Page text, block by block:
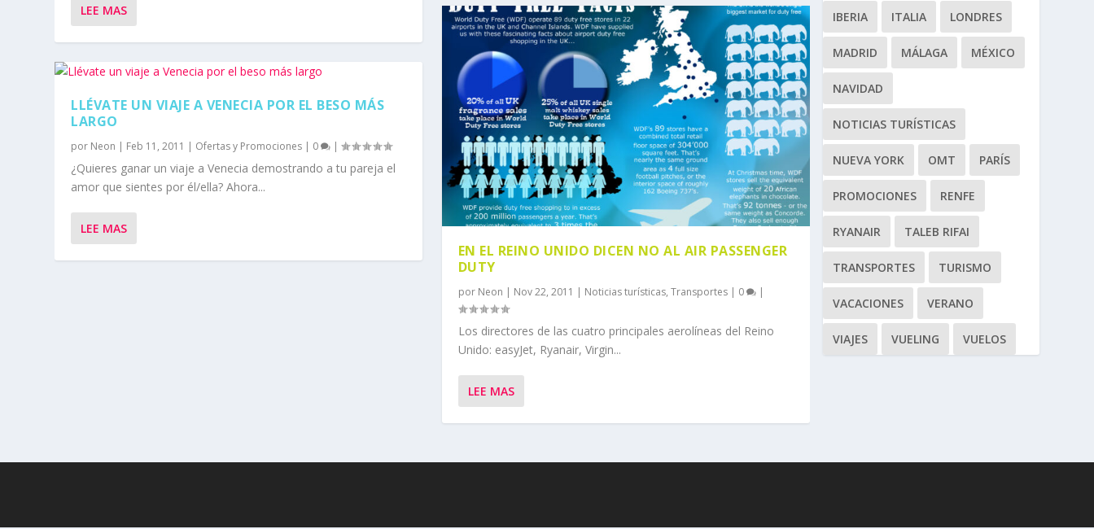
LEE MAS
LLÉVATE UN VIAJE A VENECIA POR EL BESO MÁS
LARGO
por Neon | Feb 11, 2011 | Ofertas y Promociones | 0 |
¿Quieres ganar un viaje a Venecia demostrando a tu pareja el
amor que sientes por él/ella? Ahora...
LEE MAS
EN EL REINO UNIDO DICEN NO AL AIR PASSENGER
DUTY
por Neon | Nov 22, 2011 | Noticias turísticas, Transportes| 0 |
Los directores de las cuatro principales aerolíneas del Reino
Unido: easyJet, Ryanair, Virgin...
LEE MAS
IBERIA ITALIA LONDRES
MADRID MÁLAGA MÉXICO
NAVIDAD
NOTICIAS TURÍSTICAS
NUEVA YORK OMT PARÍS
PROMOCIONES RENFE
RYANAIR TALEB RIFAI
TRANSPORTES TURISMO
VACACIONES VERANO
VIAJES VUELING VUELOS